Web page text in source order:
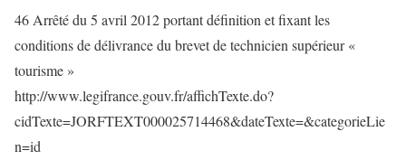
46 Arrêté du 5 avril 2012 portant définition et fixant les
conditions de délivrance du brevet de technicien supérieur «
tourisme »
http://www.legifrance.gouv.fr/affichTexte.do?
cidTexte=JORFTEXT000025714468&dateTexte=&categorieLie
n=id